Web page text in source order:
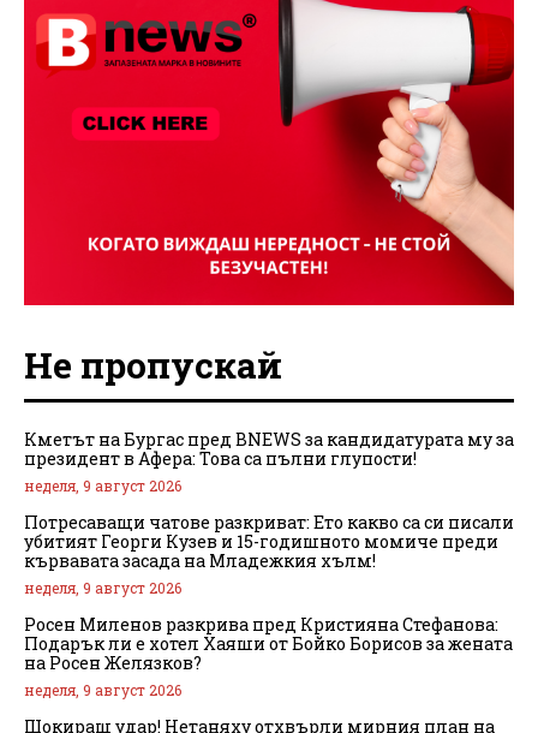
Не пропускай
Кметът на Бургас пред BNEWS за кандидатурата му за
президент в Афера: Това са пълни глупости!
неделя, 9 август 2026
Потресаващи чатове разкриват: Ето какво са си писали
убитият Георги Кузев и 15-годишното момиче преди
кървавата засада на Младежкия хълм!
неделя, 9 август 2026
Росен Миленов разкрива пред Кристияна Стефанова:
Подарък ли е хотел Хаяши от Бойко Борисов за жената
на Росен Желязков?
неделя, 9 август 2026
Шокиращ удар! Нетаняху отхвърли мирния план на